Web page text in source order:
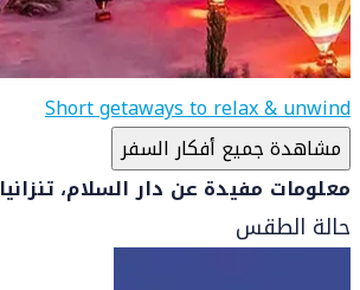
Short getaways to relax & unwind
مشاهدة جميع أفكار السفر
معلومات مفيدة عن دار السلام، تنزانيا
حالة الطقس